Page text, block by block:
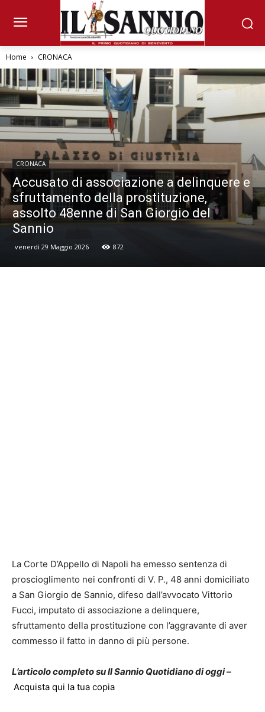
Home CRONACA
CRONACA
Accusato di associazione a delinquere e
sfruttamento della prostituzione,
assolto 48enne di San Giorgio del
Sannio
venerdì 29 Maggio 2026 872
La Corte D’Appello di Napoli ha emesso sentenza di
proscioglimento nei confronti di V. P., 48 anni domiciliato
a San Giorgio de Sannio, difeso dall’avvocato Vittorio
Fucci, imputato di associazione a delinquere,
sfruttamento della prostituzione con l’aggravante di aver
commesso il fatto in danno di più persone.
L’articolo completo su Il Sannio Quotidiano di oggi –
Acquista qui la tua copia